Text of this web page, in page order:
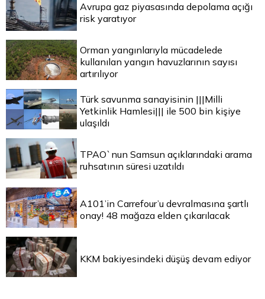
Avrupa gaz piyasasında depolama açığı
risk yaratıyor
Orman yangınlarıyla mücadelede
kullanılan yangın havuzlarının sayısı
artırılıyor
Türk savunma sanayisinin |||Milli
Yetkinlik Hamlesi||| ile 500 bin kişiye
ulaşıldı
TPAO`nun Samsun açıklarındaki arama
ruhsatının süresi uzatıldı
A101’in Carrefour’u devralmasına şartlı
onay! 48 mağaza elden çıkarılacak
KKM bakiyesindeki düşüş devam ediyor